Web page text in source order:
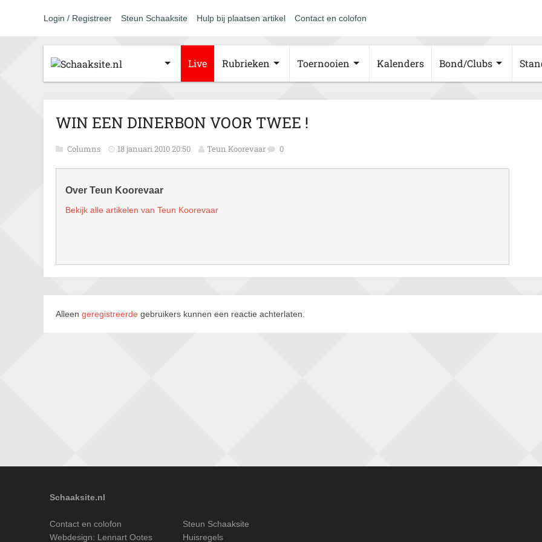
Login / Registreer Steun Schaaksite Hulp bij plaatsen artikel Contact en colofon
Live Rubrieken Toernooien Kalenders Bond/Clubs
WIN EEN DINERBON VOOR TWEE !
Columns 18 januari 2010 20:50 Teun Koorevaar 0
Over Teun Koorevaar
Bekijk alle artikelen van Teun Koorevaar
Alleen geregistreerde gebruikers kunnen een reactie achterlaten.
Schaaksite.nl
Contact en colofon
Webdesign: Lennart Ootes
Steun Schaaksite
Huisregels